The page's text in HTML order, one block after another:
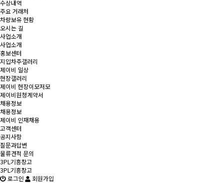
수상내역
주요 거래처
차량보유 현황
오시는 길
사업소개
사업소개
홍보센터
지입차주갤러리
제이비 일상
현장갤러리
제이비 현장이모저모
제이비원청계약서
채용정보
채용정보
제이비 인재채용
고객센터
공지사항
질문과답변
물류견적 문의
3PL기흥창고
3PL기흥창고
로그인
회원가입